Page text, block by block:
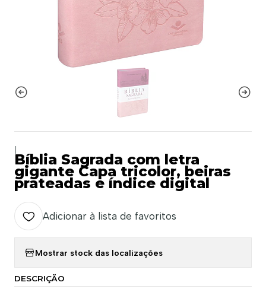
Bíblia Sagrada com letra
gigante Capa tricolor, beiras
prateadas e índice digital
Adicionar à lista de favoritos
Mostrar stock das localizações
DESCRIÇÃO